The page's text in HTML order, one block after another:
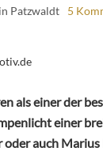
Patzwaldt 5
als einer der
einer
auch